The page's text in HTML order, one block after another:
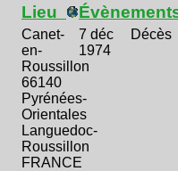
Lieu
Canet-
en-
Roussillon
66140
Pyrénées-
Orientales
Languedoc-
Roussillon
FRANCE
7 déc
1974
Décès